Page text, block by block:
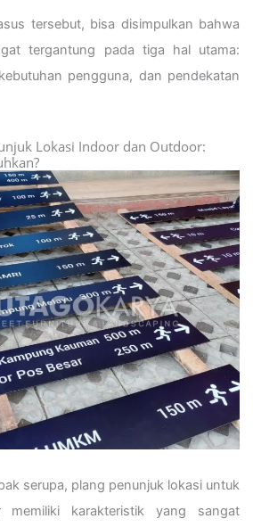
tersebut, bisa disimpulkan bahwa
tergantung pada tiga hal utama:
pengguna, dan pendekatan
Lokasi Indoor dan Outdoor:
serupa, plang penunjuk lokasi untuk
karakteristik yang sangat